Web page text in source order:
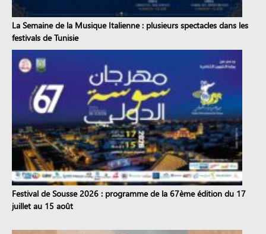
La Semaine de la Musique Italienne : plusieurs spectacles dans les
festivals de Tunisie
Festival de Sousse 2026 : programme de la 67ème édition du 17
juillet au 15 août